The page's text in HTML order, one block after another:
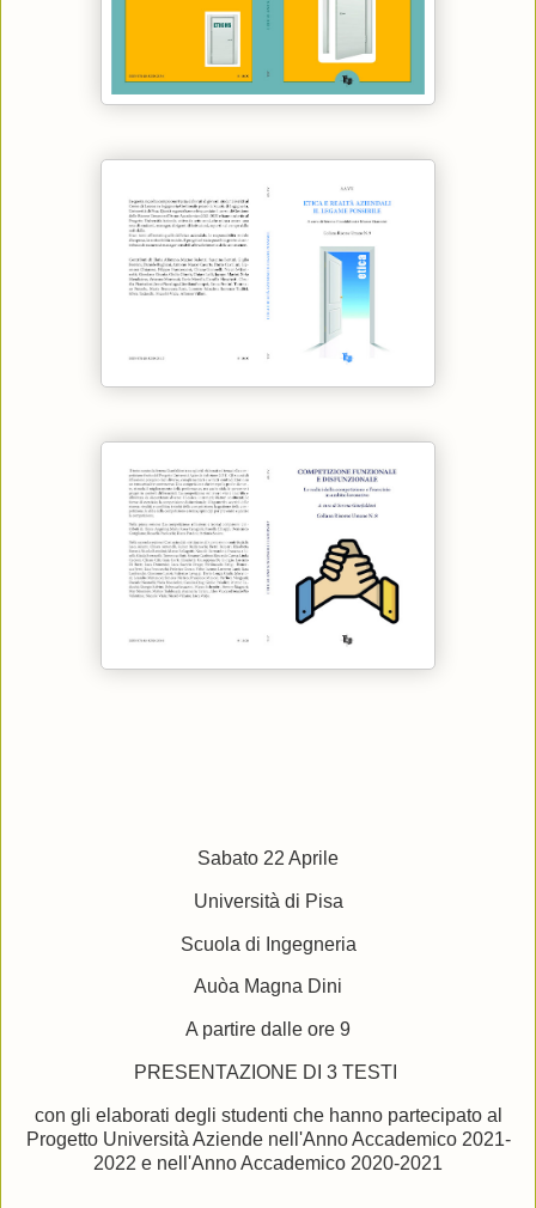
Sabato 22 Aprile
Università di Pisa
Scuola di Ingegneria
Auòa Magna Dini
A partire dalle ore 9
PRESENTAZIONE DI 3 TESTI
con gli elaborati degli studenti che hanno partecipato al
Progetto Università Aziende nell'Anno Accademico 2021-
2022 e nell'Anno Accademico 2020-2021